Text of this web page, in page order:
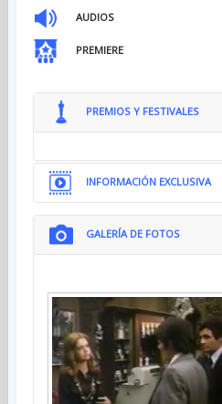
AUDIOS
PREMIERE
PREMIOS Y FESTIVALES
INFORMACIÓN EXCLUSIVA
GALERÍA DE FOTOS